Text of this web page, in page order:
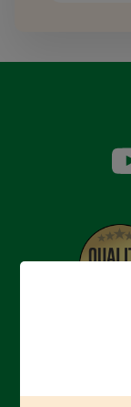
Erfolgreich
begleiten dich